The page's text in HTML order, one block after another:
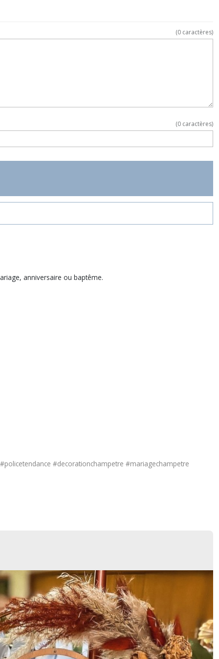
(0 caractères)
(0 caractères)
anniversaire ou baptême.
#decorationchampetre #mariagechampetre